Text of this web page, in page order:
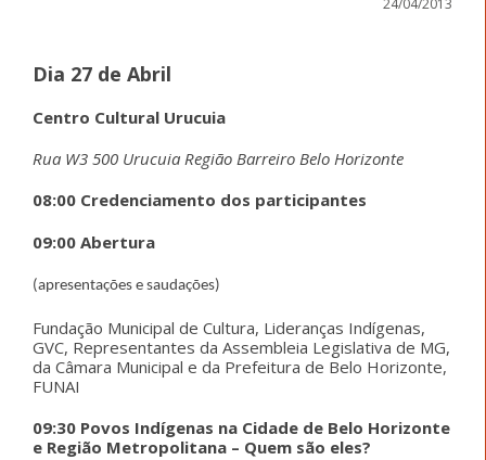
Dia 27 de Abril
Centro Cultural Urucuia
Rua W3 500 Urucuia Região Barreiro Belo Horizonte
08:00 Credenciamento dos participantes
09:00 Abertura
(apresentações e saudações)
Fundação Municipal de Cultura, Lideranças Indígenas,
GVC, Representantes da Assembleia Legislativa de MG,
da Câmara Municipal e da Prefeitura de Belo Horizonte,
FUNAI
09:30 Povos Indígenas na Cidade de Belo Horizonte
e Região Metropolitana – Quem são eles?